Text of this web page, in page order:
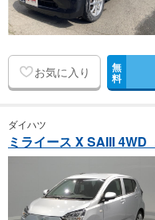
お気に入り 無
料
ダイハツ
ミライース X SAIII 4WD